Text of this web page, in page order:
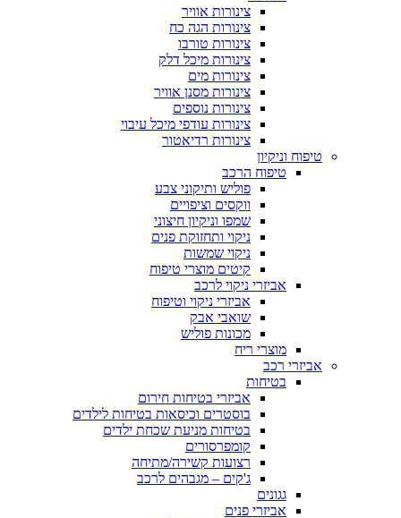
צינורות אוויר
צינורות הגה כח
צינורות טורבו
צינורות מיכל דלק
צינורות מים
צינורות מסנן אוויר
צינורות נוספים
צינורות עודפי מיכל עיבוי
צינורות רדיאטור
טיפוח וניקיון
טיפוח הרכב
פוליש ותיקוני צבע
ווקסים וציפויים
שמפו וניקיון חיצוני
ניקוי ותחזוקת פנים
ניקוי שמשות
קיטים מוצרי טיפוח
אביזרי ניקוי לרכב
אביזרי ניקוי וטיפוח
שואבי אבק
מכונות פוליש
מוצרי ריח
אביזרי רכב
בטיחות
אביזרי בטיחות חירום
בוסטרים וכיסאות בטיחות לילדים
בטיחות מניעת שכחת ילדים
קומפרסורים
רצועות קשירה/מתיחה
ג'קים – מגבהים לרכב
גגונים
אביזרי פנים